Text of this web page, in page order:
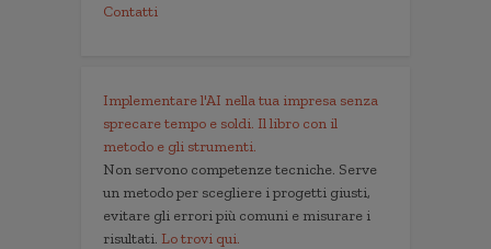
Contatti
Implementare l'AI nella tua impresa senza
sprecare tempo e soldi. Il libro con il
metodo e gli strumenti.
Non servono competenze tecniche. Serve
un metodo per scegliere i progetti giusti,
evitare gli errori più comuni e misurare i
risultati. Lo trovi qui.